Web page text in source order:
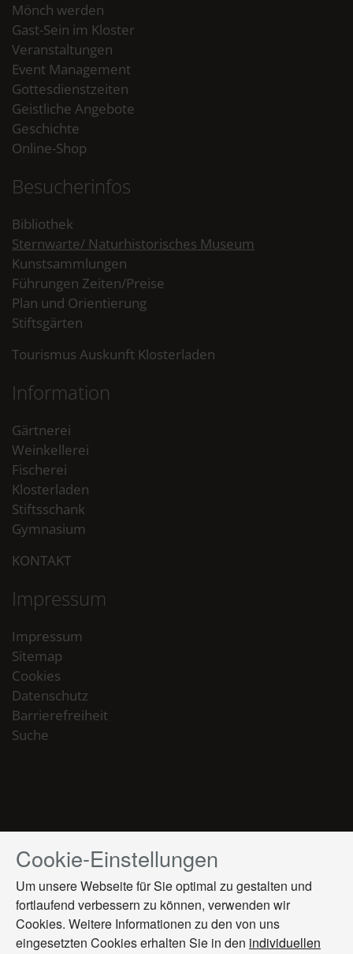
Mönch werden
Gast-Sein im Kloster
Veranstaltungen
Event Management
Gottesdienstzeiten
Geistliche Angebote
Geschichte
Online-Shop
Besucherinfos
Bibliothek
Sternwarte/ Naturhistorisches Museum
Kunstsammlungen
Führungen Zeiten/Preise
Plan und Orientierung
Stiftsgärten
Tourismus Auskunft Klosterladen
Information
Gärtnerei
Weinkellerei
Fischerei
Klosterladen
Stiftsschank
Gymnasium
KONTAKT
Impressum
Impressum
Sitemap
Cookies
Datenschutz
Barrierefreiheit
Suche
Drücken
Sie
Tab,
um
durch
die
Cookie-Einstellungen
Um unsere Webseite für Sie optimal zu gestalten und
fortlaufend verbessern zu können, verwenden wir
Cookies. Weitere Informationen zu den von uns
eingesetzten Cookies erhalten Sie in den individuellen